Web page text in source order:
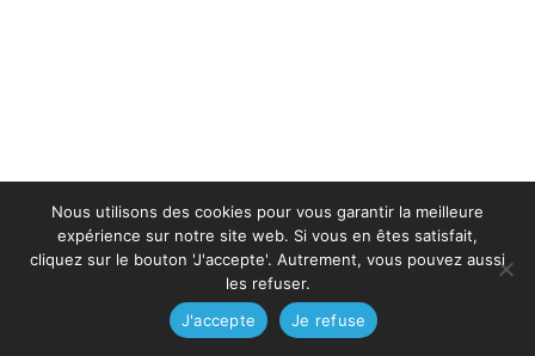
Nous utilisons des cookies pour vous garantir la meilleure
expérience sur notre site web. Si vous en êtes satisfait,
cliquez sur le bouton 'J'accepte'. Autrement, vous pouvez aussi
les refuser.
J'accepte
Je refuse